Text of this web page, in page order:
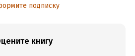
подписку
книгу